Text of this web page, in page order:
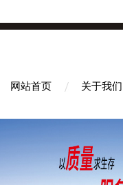
网站首页 关于我们